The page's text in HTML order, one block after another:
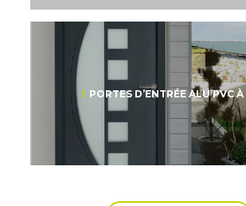
PORTES D’ENTRÉE ALU PVC